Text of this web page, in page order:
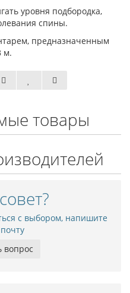
уровня подбородка,
спины.
предназначенным
м.
товары
с выбором, напишите
вопрос